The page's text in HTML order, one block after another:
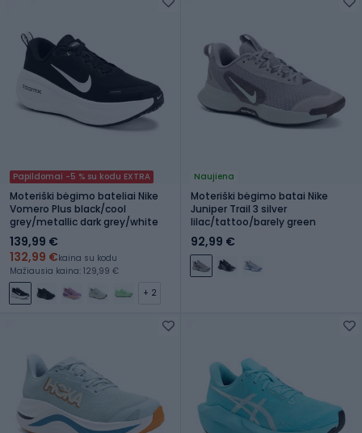
Papildomai -5 % su kodu EXTRA
Moteriški bėgimo bateliai Nike
Vomero Plus black/cool
grey/metallic dark grey/white
139,99 €
132,99 €kaina su kodu
Mažiausia kaina: 129,99 €
+ 2
Naujiena
Moteriški bėgimo batai Nike
Juniper Trail 3 silver
lilac/tattoo/barely green
92,99 €